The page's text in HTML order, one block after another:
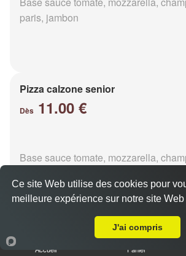
paris, jambon
Pizza calzone senior
Dès 11.00 €
Base sauce tomate, mozzarella,
Accueil Panier
Ce site Web utilise des cookies pour
meilleure expérience sur notre site Web
J'ai compris